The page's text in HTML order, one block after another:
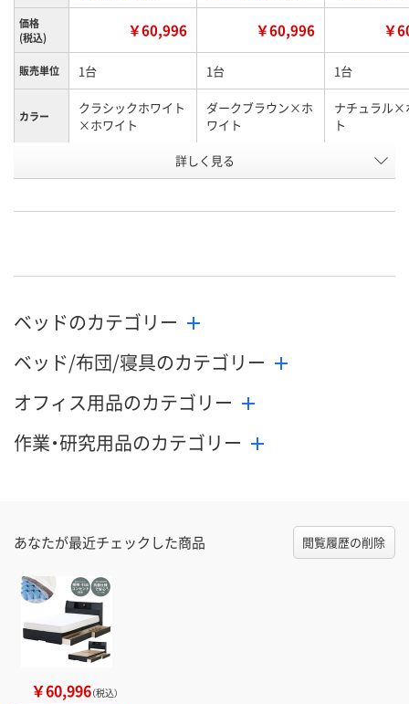
価格
(税込)
￥60,996 ￥60,996 ￥
販売単位 1台 1台 1台
カラー
クラシックホワイト
×ホワイト
ダークブラウン×ホ
ワイト
ナチュラル×
ト
NJ09928 NJ09910
カゴへ
詳しく見る
ベッドのカテゴリー
ベッド/布団/寝具のカテゴリー
オフィス用品のカテゴリー
作業・研究用品のカテゴリー
あなたが最近チェックした商品 閲覧履歴の削除
￥60,996（税込）